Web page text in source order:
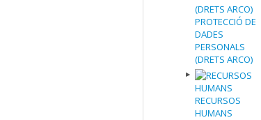
PROTECCIÓ DE
DADES
PERSONALS
(DRETS ARCO)
RECURSOS
HUMANS